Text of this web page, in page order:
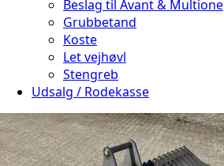
Beslag til Avant & Multione
Grubbetand
Koste
Let vejhøvl
Stengreb
Udsalg / Rodekasse